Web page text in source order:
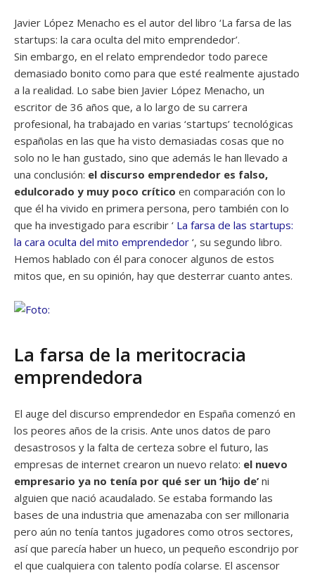
Javier López Menacho es el autor del libro ‘La farsa de las
startups: la cara oculta del mito emprendedor’.
Sin embargo, en el relato emprendedor todo parece
demasiado bonito como para que esté realmente ajustado
a la realidad. Lo sabe bien Javier López Menacho, un
escritor de 36 años que, a lo largo de su carrera
profesional, ha trabajado en varias ‘startups’ tecnológicas
españolas en las que ha visto demasiadas cosas que no
solo no le han gustado, sino que además le han llevado a
una conclusión: el discurso emprendedor es falso,
edulcorado y muy poco crítico en comparación con lo
que él ha vivido en primera persona, pero también con lo
que ha investigado para escribir ‘ La farsa de las startups:
la cara oculta del mito emprendedor ‘, su segundo libro.
Hemos hablado con él para conocer algunos de estos
mitos que, en su opinión, hay que desterrar cuanto antes.
La farsa de la meritocracia
emprendedora
El auge del discurso emprendedor en España comenzó en
los peores años de la crisis. Ante unos datos de paro
desastrosos y la falta de certeza sobre el futuro, las
empresas de internet crearon un nuevo relato: el nuevo
empresario ya no tenía por qué ser un ‘hijo de’ ni
alguien que nació acaudalado. Se estaba formando las
bases de una industria que amenazaba con ser millonaria
pero aún no tenía tantos jugadores como otros sectores,
así que parecía haber un hueco, un pequeño escondrijo por
el que cualquiera con talento podía colarse. El ascensor